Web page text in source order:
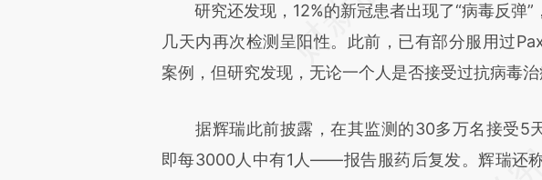
研究还发现，12%的新冠患者出现了“病毒反弹”
几天内再次检测呈阳性。此前，已有部分服用过
案例，但研究发现，无论一个人是否接受过抗病毒治
据辉瑞此前披露，在其监测的30多万名接受5
即每3000人中有1人——报告服药后复发。辉瑞还